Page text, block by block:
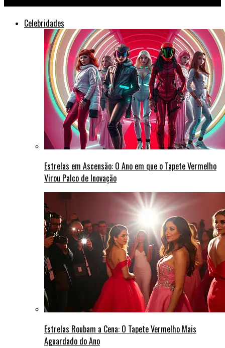
Celebridades
Estrelas em Ascensão: O Ano em que o Tapete Vermelho
Virou Palco de Inovação
Estrelas Roubam a Cena: O Tapete Vermelho Mais
Aguardado do Ano